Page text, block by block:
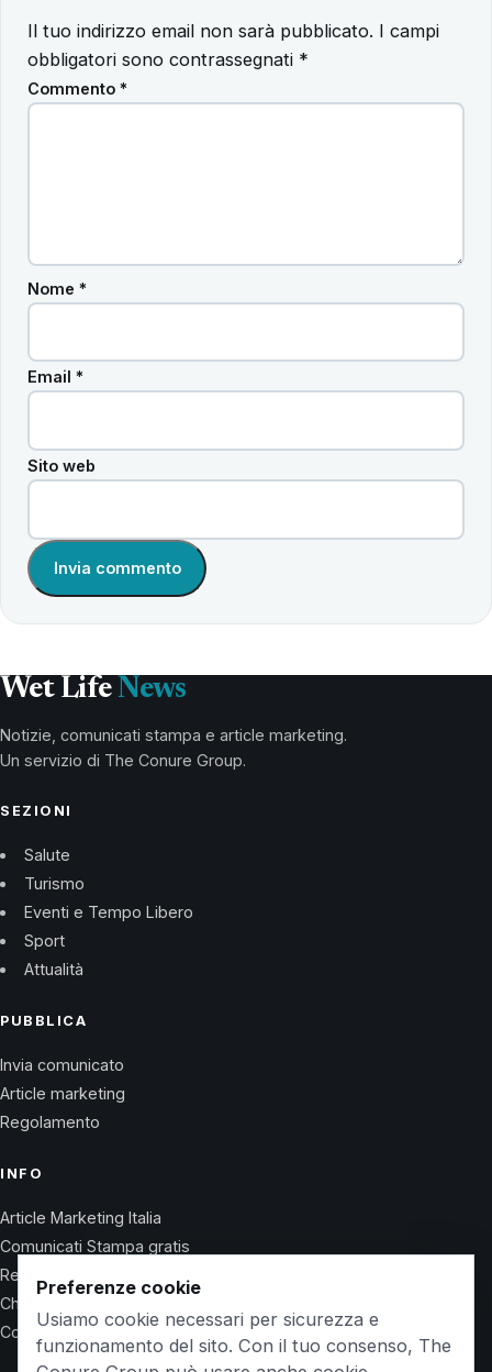
Il tuo indirizzo email non sarà pubblicato. I campi
obbligatori sono contrassegnati *
Commento *
Nome *
Email *
Sito web
Wet Life News
Notizie, comunicati stampa e article marketing.
Un servizio di The Conure Group.
SEZIONI
Salute
Turismo
Eventi e Tempo Libero
Sport
Attualità
PUBBLICA
Invia comunicato
Article marketing
Regolamento
INFO
Article Marketing Italia
Comunicati Stampa gratis
Regolamento
Chi Siamo
Contatti
Preferenze cookie
Usiamo cookie necessari per sicurezza e
funzionamento del sito. Con il tuo consenso, The